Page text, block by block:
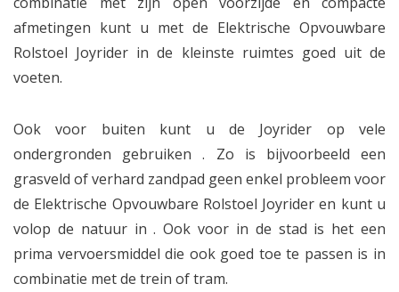
afmetingen kunt u met de Elektrische Opvouwbare
Rolstoel Joyrider in de kleinste ruimtes goed uit de
voeten.
Ook voor buiten kunt u de Joyrider op vele
ondergronden gebruiken . Zo is bijvoorbeeld een
grasveld of verhard zandpad geen enkel probleem voor
de Elektrische Opvouwbare Rolstoel Joyrider en kunt u
volop de natuur in . Ook voor in de stad is het een
prima vervoersmiddel die ook goed toe te passen is in
combinatie met de trein of tram.